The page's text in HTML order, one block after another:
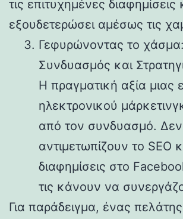
τις επιτυχημένες διαφημίσεις
εξουδετερώσει αμέσως τις
Γεφυρώνοντας το χάσμα:
Συνδυασμός και
Η πραγματική αξία μιας
ηλεκτρονικού
από τον συνδυασμό. Δεν
αντιμετωπίζουν το SEO
διαφημίσεις στο
τις κάνουν να
Για παράδειγμα, ένας